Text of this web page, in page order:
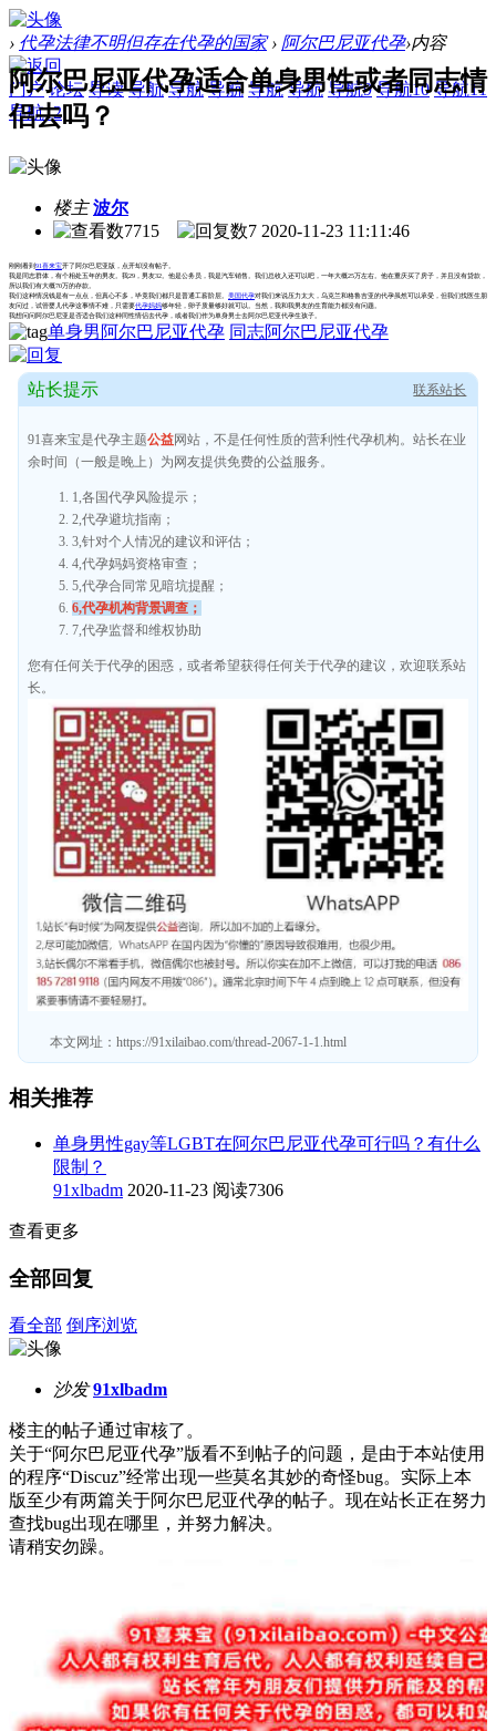
› 代孕法律不明但存在代孕的国家 › 阿尔巴尼亚代孕›内容
门户 论坛 导读 导航 导航 导航 导航 导航 导航9 导航10 导航11
导航12
阿尔巴尼亚代孕适合单身男性或者同志情
侣去吗？
楼主 波尔
7715
7 2020-11-23 11:11:46
刚刚看到91喜来宝开了阿尔巴尼亚版，点开却没有帖子。
我是同志群体，有个相处五年的男友。我29，男友32。他是公务员，我是汽车销售。我们总收入还可以吧，一年大概25万左右。他在重庆买了房子，并且没有贷款，
所以我们有大概70万的存款。
我们这种情况钱是有一点点，但真心不多，毕竟我们都只是普通工薪阶层。 美国代孕对我们来说压力太大，乌克兰和格鲁吉亚的代孕虽然可以承受，但我们找医生朋
友问过，试管婴儿代孕这事情不难，只需要代孕妈妈够年轻，卵子质量够好就可以。当然，我和我男友的生育能力都没有问题。
我想问问阿尔巴尼亚是否适合我们这种同性情侣去代孕，或者我们作为单身男士去阿尔巴尼亚代孕生孩子。
单身男阿尔巴尼亚代孕 同志阿尔巴尼亚代孕
站长提示
91喜来宝是代孕主题公益网站，不是任何性质的营利性代孕机构。站长在业
余时间（一般是晚上）为网友提供免费的公益服务。
1,各国代孕风险提示；
2,代孕避坑指南；
3,针对个人情况的建议和评估；
4,代孕妈妈资格审查；
5,代孕合同常见暗坑提醒；
6,代孕机构背景调查；
7,代孕监督和维权协助
您有任何关于代孕的困惑，或者希望获得任何关于代孕的建议，欢迎联系站
长。
本文网址： https://91xilaibao.com/thread-2067-1-1.html
联系站长
相关推荐
单身男性gay等LGBT在阿尔巴尼亚代孕可行吗？有什么
限制？
91xlbadm 2020-11-23 阅读7306
查看更多
全部回复
看全部 倒序浏览
沙发 91xlbadm
楼主的帖子通过审核了。
关于“阿尔巴尼亚代孕”版看不到帖子的问题，是由于本站使用
的程序“Discuz”经常出现一些莫名其妙的奇怪bug。实际上本
版至少有两篇关于阿尔巴尼亚代孕的帖子。现在站长正在努力
查找bug出现在哪里，并努力解决。
请稍安勿躁。